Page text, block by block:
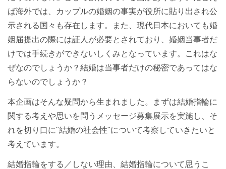
ば海外では、カップルの婚姻の事実が役所に貼り出され公
示される国々も存在します。また、現代日本においても婚
姻届提出の際には証人が必要とされており、婚姻当事者だ
けでは手続きができないしくみとなっています。これはな
ぜなのでしょうか？結婚は当事者だけの秘密であってはな
らないのでしょうか？
本企画はそんな疑問から生まれました。まずは結婚指輪に
関する考えや思いを問うメッセージ募集展示を実施し、そ
れを切り口に"結婚の社会性"について考察していきたいと
考えています。
結婚指輪をする／しない理由、結婚指輪について思うこ